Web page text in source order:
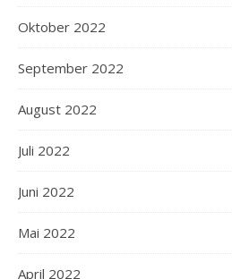
Oktober 2022
September 2022
August 2022
Juli 2022
Juni 2022
Mai 2022
April 2022